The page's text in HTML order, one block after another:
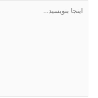
اینجا
بنویسید…